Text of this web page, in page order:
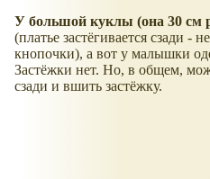
У большой куклы (она 30 см
(платье застёгивается сзади -
кнопочки), а вот у малышки
Застёжки нет. Но, в общем,
сзади и вшить застёжку.